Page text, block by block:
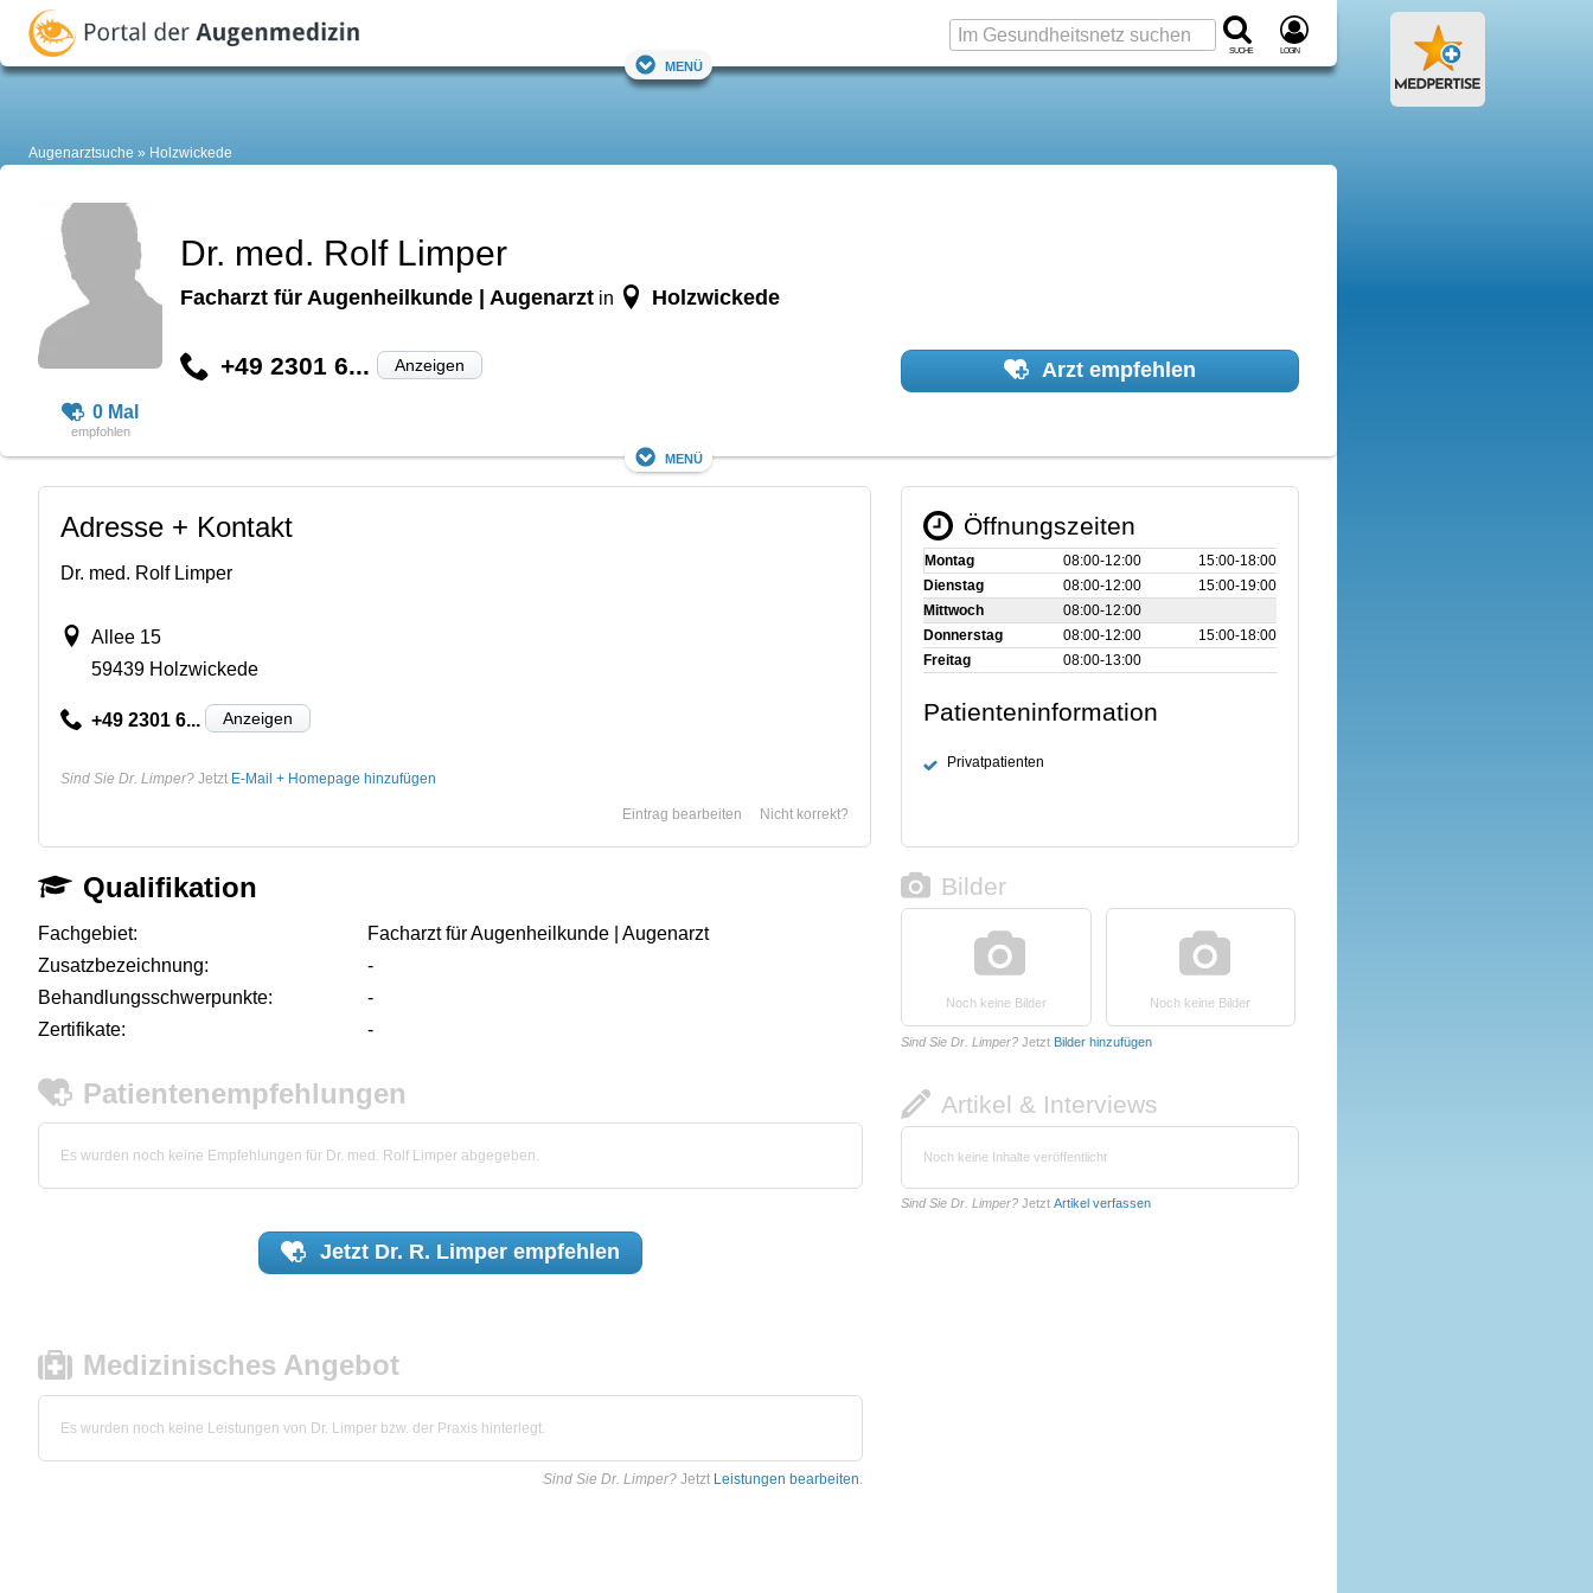
Suche Login
Menü
Augenarztsuche Holzwickede
0 Mal
Dr. med. Rolf Limper
Facharzt für Augenheilkunde | Augenarzt in Holzwickede
+49 2301 6... Anzeigen Arzt empfehlen
Menü
Adresse + Kontakt
Dr. med. Rolf Limper
Allee 15
59439 Holzwickede
+49 2301 6... Anzeigen
Sind Sie Dr. Limper? Jetzt E-Mail + Homepage hinzufügen
Nicht korrekt?
Eintrag bearbeiten
Öffnungszeiten
Montag 08:00‑12:00
15:00‑18:00
Dienstag
08:00‑12:00
15:00‑19:00
Mittwoch
08:00‑12:00
Donnerstag
08:00‑12:00
15:00‑18:00
Freitag
08:00‑13:00
Patienteninformation
Privatpatienten
Qualifikation
Fachgebiet:
Facharzt für Augenheilkunde | Augenarzt
Zusatzbezeichnung:
-
Behandlungsschwerpunkte:
-
Zertifikate:
-
Patientenempfehlungen
Es wurden noch keine Empfehlungen für Dr. med. Rolf Limper abgegeben.
Jetzt Dr. R. Limper empfehlen
Medizinisches Angebot
Es wurden noch keine Leistungen von Dr. Limper bzw. der Praxis hinterlegt.
Sind Sie Dr. Limper? Jetzt Leistungen bearbeiten.
Bilder
Noch keine Bilder Noch keine Bilder
Sind Sie Dr. Limper? Jetzt Bilder hinzufügen
Artikel & Interviews
Noch keine Inhalte veröffentlicht
Sind Sie Dr. Limper? Jetzt Artikel verfassen